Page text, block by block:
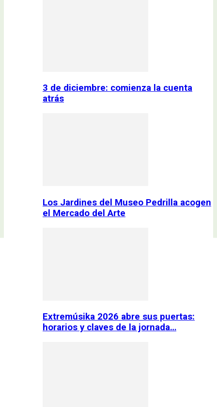
3 de diciembre: comienza la cuenta
atrás
Los Jardines del Museo Pedrilla acogen
el Mercado del Arte
Extremúsika 2026 abre sus puertas:
horarios y claves de la jornada…